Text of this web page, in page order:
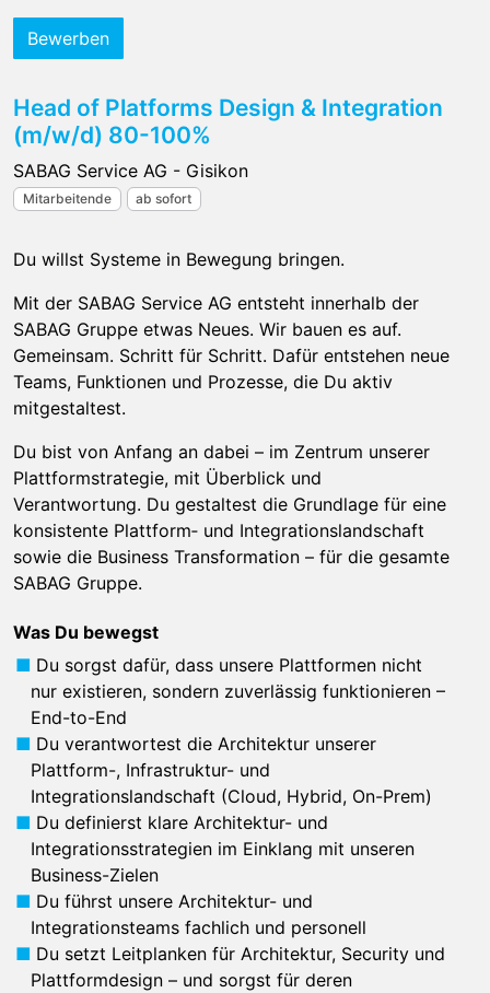
Bewerben
Head of Platforms Design & Integration
(m/w/d) 80-100%
SABAG Service AG - Gisikon
Mitarbeitende ab sofort
Du willst Systeme in Bewegung bringen.
Mit der SABAG Service AG entsteht innerhalb der
SABAG Gruppe etwas Neues. Wir bauen es auf.
Gemeinsam. Schritt für Schritt. Dafür entstehen neue
Teams, Funktionen und Prozesse, die Du aktiv
mitgestaltest.
Du bist von Anfang an dabei – im Zentrum unserer
Plattformstrategie, mit Überblick und
Verantwortung. Du gestaltest die Grundlage für eine
konsistente Plattform‑ und Integrationslandschaft
sowie die Business Transformation – für die gesamte
SABAG Gruppe.
Was Du bewegst
Du sorgst dafür, dass unsere Plattformen nicht
nur existieren, sondern zuverlässig funktionieren –
End-to-End
Du verantwortest die Architektur unserer
Plattform-, Infrastruktur- und
Integrationslandschaft (Cloud, Hybrid, On-Prem)
Du definierst klare Architektur- und
Integrationsstrategien im Einklang mit unseren
Business-Zielen
Du führst unsere Architektur- und
Integrationsteams fachlich und personell
Du setzt Leitplanken für Architektur, Security und
Plattformdesign – und sorgst für deren